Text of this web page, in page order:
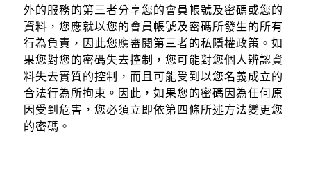
外的服務的第三者分享您的會員帳號及密碼或您的
資料，您應就以您的會員帳號及密碼所發生的所有
行為負責，因此您應審閱第三者的私隱權政策。如
果您對您的密碼失去控制，您可能對您個人辨認資
料失去實質的控制，而且可能受到以您名義成立的
合法行為所拘束。因此，如果您的密碼因為任何原
因受到危害，您必須立即依第四條所述方法變更您
的密碼。